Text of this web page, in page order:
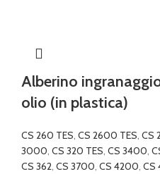
Alberino
olio (in plastica)
CS 260 TES, CS 2600 TES, CS
3000, CS 320 TES, CS 3400,
CS 362, CS 3700, CS 4200, CS